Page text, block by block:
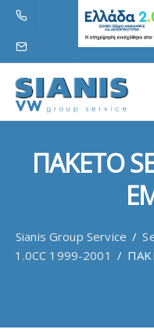
ΠΑΚΕΤΟ
Sianis Group Service /
1.0CC 1999-2001 /